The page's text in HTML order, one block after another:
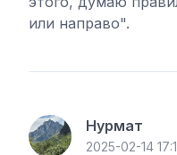
или направо".
Нурмат
2025-02-14